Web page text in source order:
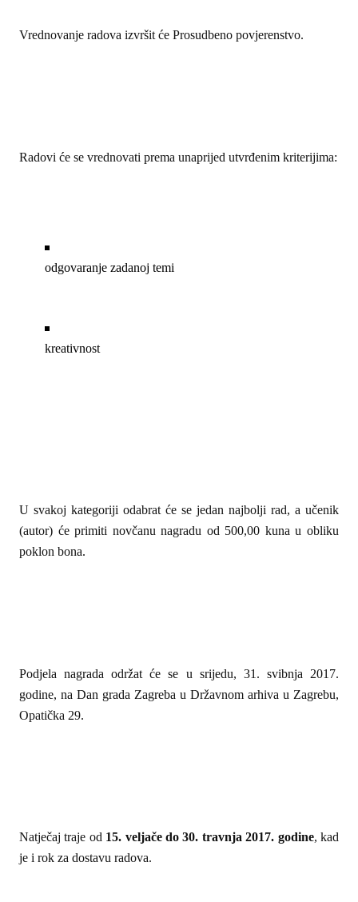
Vrednovanje radova izvršit će Prosudbeno povjerenstvo.
Radovi će se vrednovati prema unaprijed utvrđenim kriterijima:
odgovaranje zadanoj temi
kreativnost
U svakoj kategoriji odabrat će se jedan najbolji rad, a učenik
(autor) će primiti novčanu nagradu od 500,00 kuna u obliku
poklon bona.
Podjela nagrada održat će se u srijedu, 31. svibnja 2017.
godine, na Dan grada Zagreba u Državnom arhiva u Zagrebu,
Opatička 29.
Natječaj traje od 15. veljače do 30. travnja 2017. godine, kad
je i rok za dostavu radova.